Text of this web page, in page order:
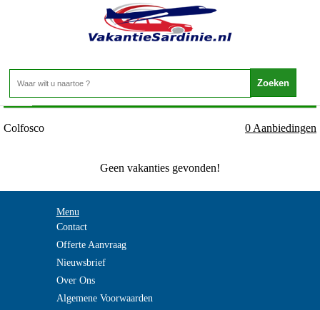
Vakantie Sardinie - DOLOMIETEN - Colfosco
Home>
Colfosco 0 Aanbiedingen
Geen vakanties gevonden!
Menu
Contact
Offerte Aanvraag
Nieuwsbrief
Over Ons
Algemene Voorwaarden